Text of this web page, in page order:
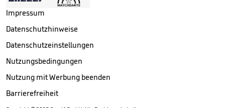
Impressum
Datenschutzhinweise
Datenschutzeinstellungen
Nutzungsbedingungen
Nutzung mit Werbung beenden
Barrierefreiheit